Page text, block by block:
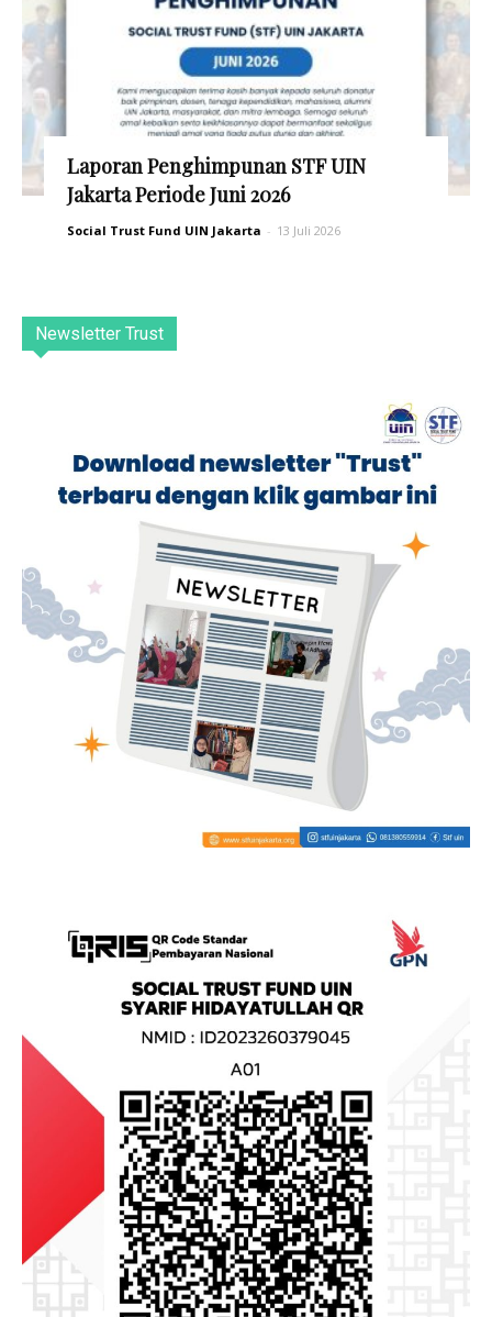
Laporan Penghimpunan STF UIN
Jakarta Periode Juni 2026
Social Trust Fund UIN Jakarta - 13 Juli 2026
Newsletter Trust